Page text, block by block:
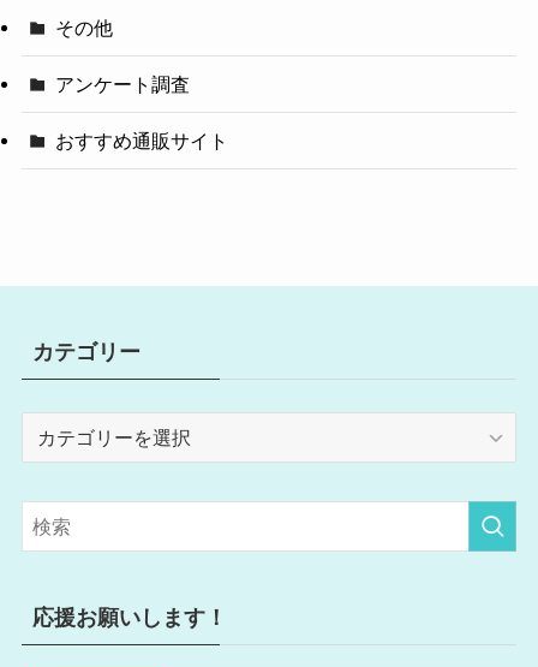
その他
アンケート調査
おすすめ通販サイト
カテゴリー
リ
ー
応援お願いします！